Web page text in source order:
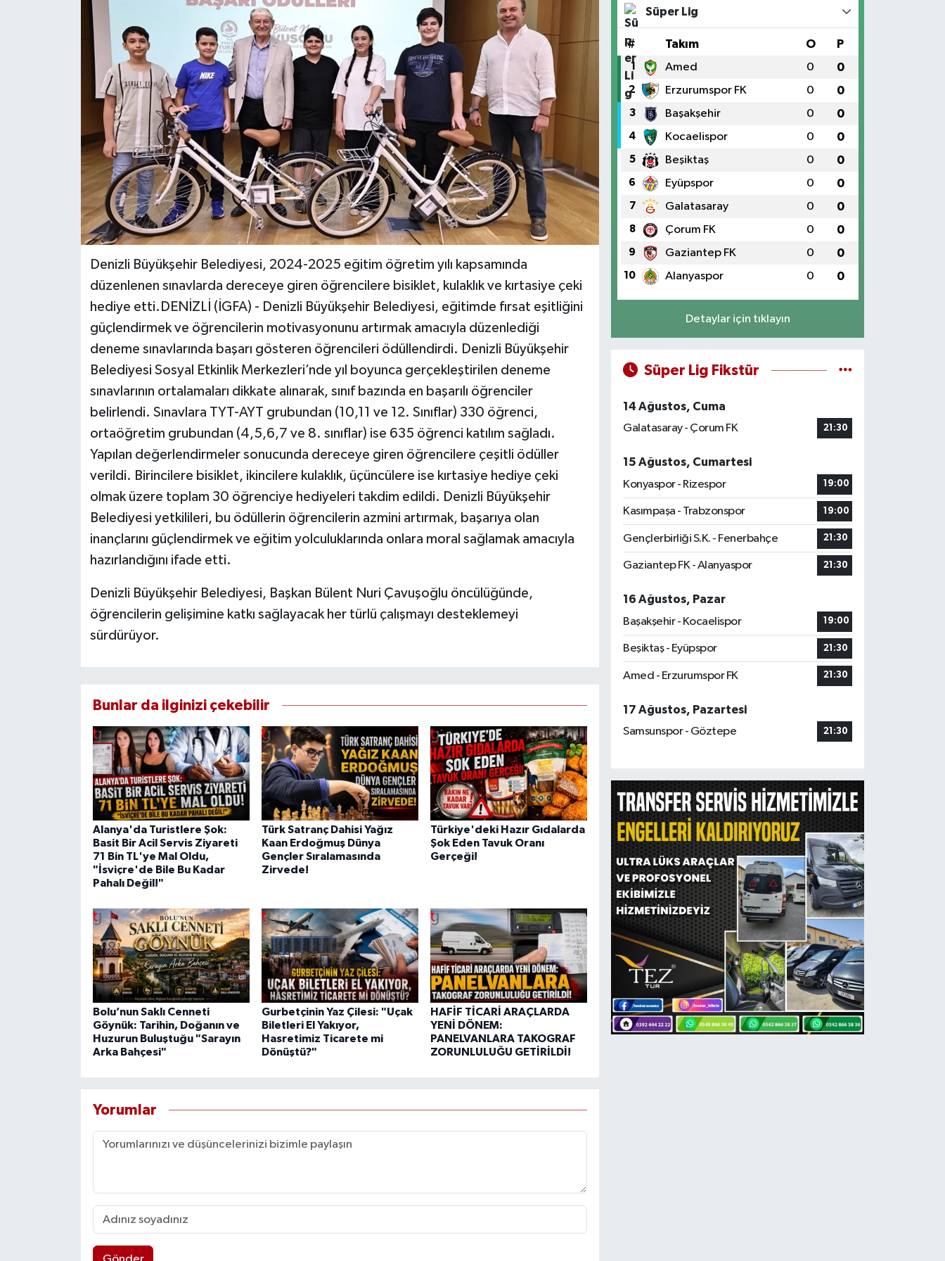
Denizli Büyükşehir Belediyesi, 2024-2025 eğitim öğretim yılı kapsamında
düzenlenen sınavlarda dereceye giren öğrencilere bisiklet, kulaklık ve kırtasiye çeki
hediye etti.DENİZLİ (İGFA) - Denizli Büyükşehir Belediyesi, eğitimde fırsat eşitliğini
güçlendirmek ve öğrencilerin motivasyonunu artırmak amacıyla düzenlediği
deneme sınavlarında başarı gösteren öğrencileri ödüllendirdi. Denizli Büyükşehir
Belediyesi Sosyal Etkinlik Merkezleri’nde yıl boyunca gerçekleştirilen deneme
sınavlarının ortalamaları dikkate alınarak, sınıf bazında en başarılı öğrenciler
belirlendi. Sınavlara TYT-AYT grubundan (10,11 ve 12. Sınıflar) 330 öğrenci,
ortaöğretim grubundan (4,5,6,7 ve 8. sınıflar) ise 635 öğrenci katılım sağladı.
Yapılan değerlendirmeler sonucunda dereceye giren öğrencilere çeşitli ödüller
verildi. Birincilere bisiklet, ikincilere kulaklık, üçüncülere ise kırtasiye hediye çeki
olmak üzere toplam 30 öğrenciye hediyeleri takdim edildi. Denizli Büyükşehir
Belediyesi yetkilileri, bu ödüllerin öğrencilerin azmini artırmak, başarıya olan
inançlarını güçlendirmek ve eğitim yolculuklarında onlara moral sağlamak amacıyla
hazırlandığını ifade etti.
Denizli Büyükşehir Belediyesi, Başkan Bülent Nuri Çavuşoğlu öncülüğünde,
öğrencilerin gelişimine katkı sağlayacak her türlü çalışmayı desteklemeyi
sürdürüyor.
Bunlar da ilginizi çekebilir
Alanya'da Turistlere Şok:
Basit Bir Acil Servis Ziyareti
71 Bin TL'ye Mal Oldu,
"İsviçre'de Bile Bu Kadar
Pahalı Değil!"
Türk Satranç Dahisi Yağız
Kaan Erdoğmuş Dünya
Gençler Sıralamasında
Zirvede!
Türkiye'deki Hazır Gıdalarda
Şok Eden Tavuk Oranı
Gerçeği!
Bolu’nun Saklı Cenneti
Göynük: Tarihin, Doğanın ve
Huzurun Buluştuğu "Sarayın
Arka Bahçesi"
Gurbetçinin Yaz Çilesi: "Uçak
Biletleri El Yakıyor,
Hasretimiz Ticarete mi
Dönüştü?"
HAFİF TİCARİ ARAÇLARDA
YENİ DÖNEM:
PANELVANLARA TAKOGRAF
ZORUNLULUĞU GETİRİLDİ!
Yorumlar
Süper Lig
# Takım O P
1 Amed 0 0
2 Erzurumspor FK 0 0
3 Başakşehir 0 0
4 Kocaelispor 0 0
5 Beşiktaş 0 0
6 Eyüpspor 0 0
7 Galatasaray 0 0
8 Çorum FK 0 0
9 Gaziantep FK 0 0
10 Alanyaspor 0 0
Detaylar için tıklayın
Süper Lig Fikstür
14 Ağustos, Cuma
Galatasaray - Çorum FK
21:30
15 Ağustos, Cumartesi
Konyaspor - Rizespor
19:00
Kasımpaşa - Trabzonspor 19:00
Gençlerbirliği S.K. - Fenerbahçe 21:30
Gaziantep FK - Alanyaspor 21:30
16 Ağustos, Pazar
Başakşehir - Kocaelispor
19:00
Beşiktaş - Eyüpspor 21:30
Amed - Erzurumspor FK 21:30
17 Ağustos, Pazartesi
Samsunspor - Göztepe
21:30